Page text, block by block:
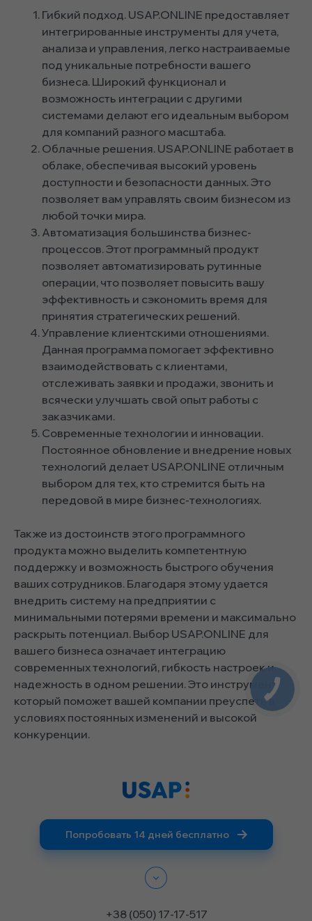
Гибкий подход. USAP.ONLINE предоставляет
интегрированные инструменты для учета,
анализа и управления, легко настраиваемые
под уникальные потребности вашего
бизнеса. Широкий функционал и
возможность интеграции с другими
системами делают его идеальным выбором
для компаний разного масштаба.
Облачные решения. USAP.ONLINE работает в
облаке, обеспечивая высокий уровень
доступности и безопасности данных. Это
позволяет вам управлять своим бизнесом из
любой точки мира.
Автоматизация большинства бизнес-
процессов. Этот программный продукт
позволяет автоматизировать рутинные
операции, что позволяет повысить вашу
эффективность и сэкономить время для
принятия стратегических решений.
Управление клиентскими отношениями.
Данная программа помогает эффективно
взаимодействовать с клиентами,
отслеживать заявки и продажи, звонить и
всячески улучшать свой опыт работы с
заказчиками.
Современные технологии и инновации.
Постоянное обновление и внедрение новых
технологий делает USAP.ONLINE отличным
выбором для тех, кто стремится быть на
передовой в мире бизнес-технологиях.
Также из достоинств этого программного
продукта можно выделить компетентную
поддержку и возможность быстрого обучения
ваших сотрудников. Благодаря этому удается
внедрить систему на предприятии с
минимальными потерями времени и максимально
раскрыть потенциал. Выбор USAP.ONLINE для
вашего бизнеса означает интеграцию
современных технологий, гибкость настроек и
надежность в одном решении. Это инструмент,
который поможет вашей компании преуспеть в
условиях постоянных изменений и высокой
конкуренции.
Попробовать 14 дней бесплатно
+38 (050) 17-17-517